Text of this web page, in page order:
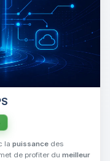
la puissance des
de profiter du meilleur